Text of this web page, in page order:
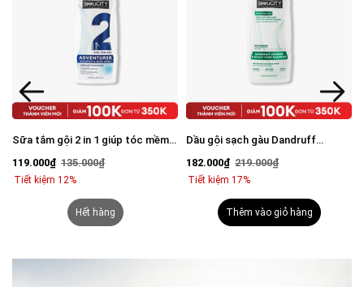
Sữa tắm gội 2 in 1 giúp tóc mềm
119.000₫ 135.000₫
Tiết kiệm 12%
Hết hàng
Dầu gội sạch gàu Dandruff
250ml
182.000₫ 219.000₫
Tiết kiệm 17%
Thêm vào giỏ hàng